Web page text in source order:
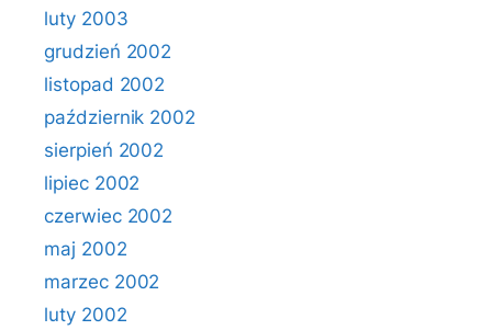
luty 2003
grudzień 2002
listopad 2002
październik 2002
sierpień 2002
lipiec 2002
czerwiec 2002
maj 2002
marzec 2002
luty 2002